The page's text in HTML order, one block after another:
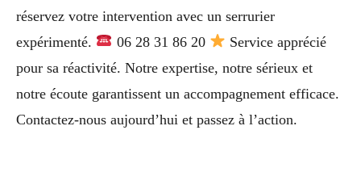
réservez votre intervention avec un serrurier
expérimenté.
06 28 31 86 20
Service apprécié
pour sa réactivité. Notre expertise, notre sérieux et
notre écoute garantissent un accompagnement efficace.
Contactez-nous aujourd’hui et passez à l’action.